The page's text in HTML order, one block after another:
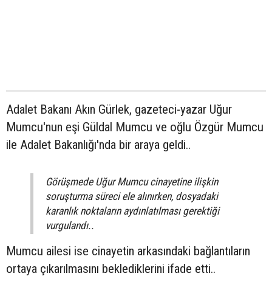
Adalet Bakanı Akın Gürlek, gazeteci-yazar Uğur
Mumcu'nun eşi Güldal Mumcu ve oğlu Özgür Mumcu
ile Adalet Bakanlığı'nda bir araya geldi..
Görüşmede Uğur Mumcu cinayetine ilişkin
soruşturma süreci ele alınırken, dosyadaki
karanlık noktaların aydınlatılması gerektiği
vurgulandı..
Mumcu ailesi ise cinayetin arkasındaki bağlantıların
ortaya çıkarılmasını beklediklerini ifade etti..